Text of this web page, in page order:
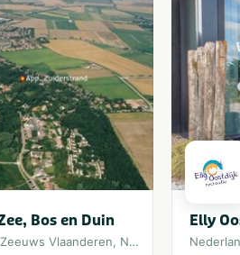
Bos en Duin
Zeeuws Vlaanderen, Noordzee
Elly